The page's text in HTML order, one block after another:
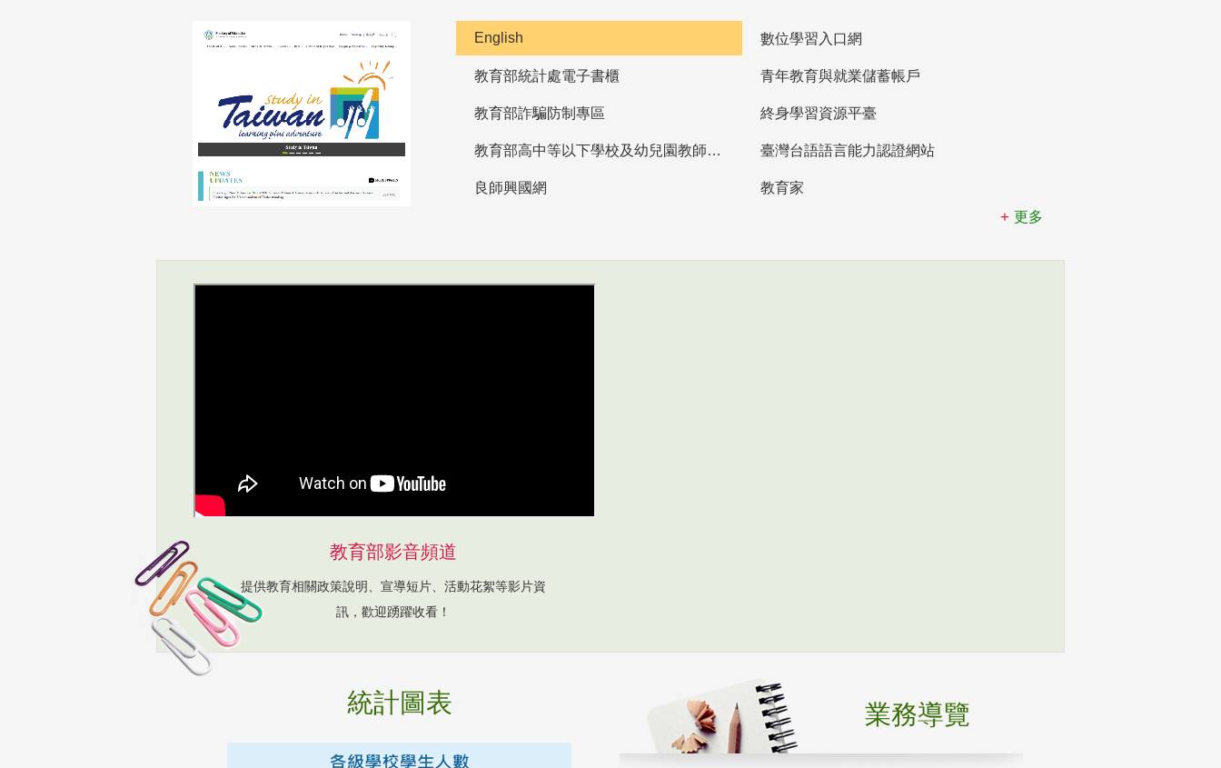
English 數位學習入口網
教育部統計處電子書櫃 青年教育與就業儲蓄帳戶
教育部詐騙防制專區 終身學習資源平臺
教育部高中等以下學校及幼兒園教師資格檢定考試 臺灣台語語言能力認證網站
良師興國網
教育家
更多
教育部影音頻道
提供教育相關政策說明、宣導短片、活動花絮等影片資
訊，歡迎踴躍收看！
統計圖表 業務導覽